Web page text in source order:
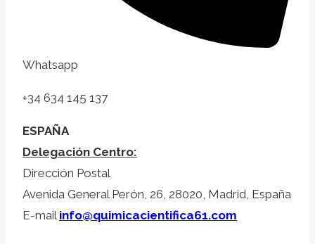
Whatsapp
+34 634 145 137
ESPAÑA
Delegación Centro:
Dirección Postal
Avenida General Perón, 26, 28020, Madrid, España
E-mail info@quimicacientifica61.com